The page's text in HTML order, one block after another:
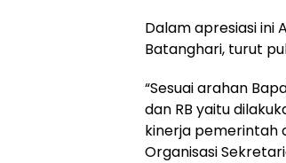
Dalam apresiasi ini
Batanghari, turut
“Sesuai arahan
dan RB yaitu
kinerja pemerintah
Organisasi